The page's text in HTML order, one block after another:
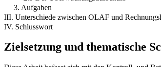
3. Aufgaben
III. Unterschiede zwischen OLAF und
IV. Schlusswort
Zielsetzung und thematische